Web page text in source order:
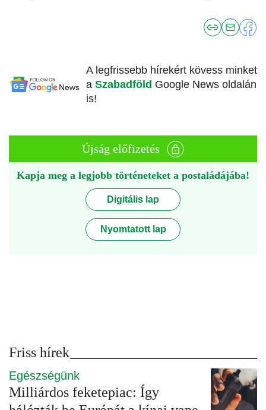
A legfrissebb hírekért kövess minket
a Szabadföld Google News oldalán
is!
Újság előfizetés
Kapja meg a legjobb történeteket a postaládájába!
Digitális lap
Nyomtatott lap
Friss hírek
Egészségünk
Milliárdos feketepiac: Így